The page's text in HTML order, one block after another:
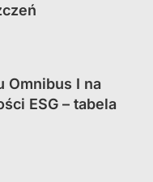
Omnibus I na
ESG – tabela